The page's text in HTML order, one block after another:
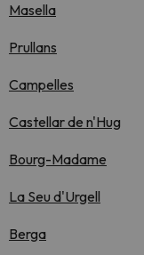
Masella
Prullans
Campelles
Castellar de n'Hug
Bourg-Madame
La Seu d'Urgell
Berga